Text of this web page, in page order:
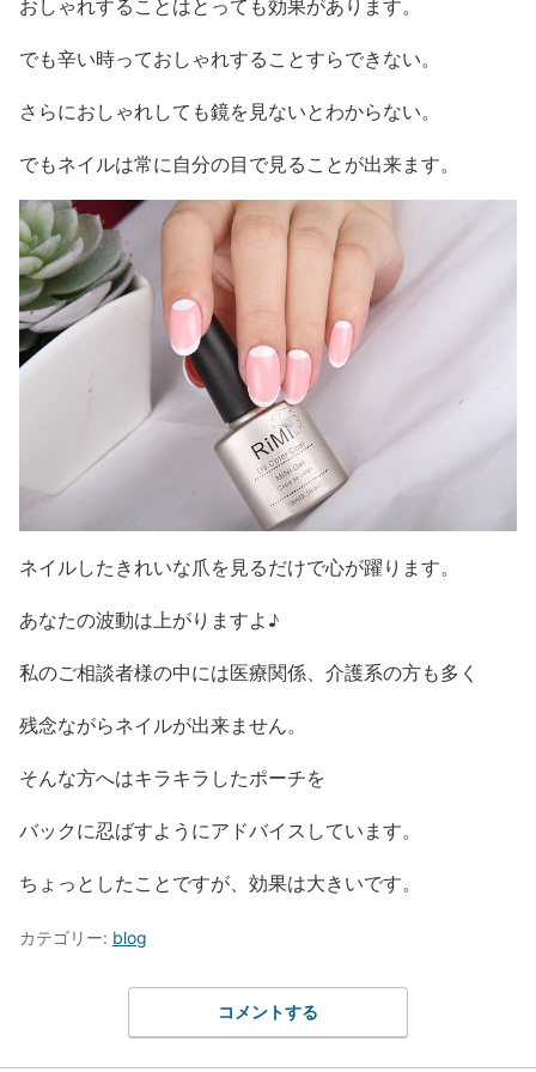
おしゃれすることはとっても効果があります。
でも辛い時っておしゃれすることすらできない。
さらにおしゃれしても鏡を見ないとわからない。
でもネイルは常に自分の目で見ることが出来ます。
ネイルしたきれいな爪を見るだけで心が躍ります。
あなたの波動は上がりますよ♪
私のご相談者様の中には医療関係、介護系の方も多く
残念ながらネイルが出来ません。
そんな方へはキラキラしたポーチを
バックに忍ばすようにアドバイスしています。
ちょっとしたことですが、効果は大きいです。
カテゴリー: blog
コメントする